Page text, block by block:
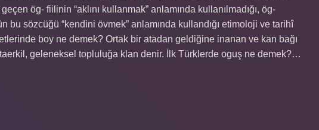
ög- fiilinin “aklını kullanmak” anlamında kullanılmadığı, ög-
bu sözcüğü “kendini övmek” anlamında kullandığı etimoloji ve tarihî
boy ne demek? Ortak bir atadan geldiğine inanan ve kan bağı
geleneksel topluluğa klan denir. İlk Türklerde oguş ne demek?…